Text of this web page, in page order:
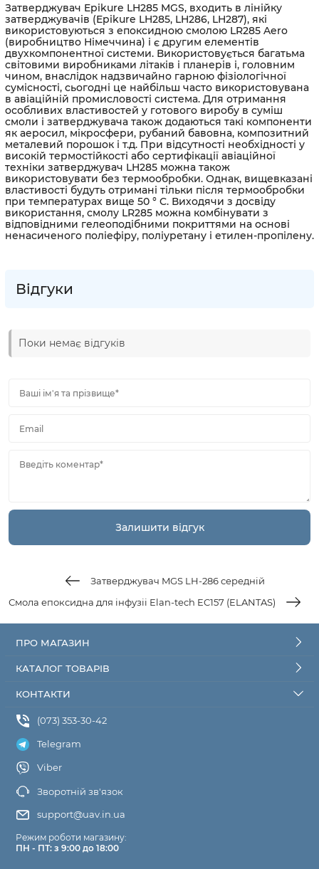
Затверджувач Epikure LH285 MGS, входить в лінійку
затверджувачів (Epikure LH285, LH286, LH287), які
використовуються з епоксидною смолою LR285 Aero
(виробництво Німеччина) і є другим елементів
двухкомпонентної системи. Використовується багатьма
світовими виробниками літаків і планерів і, головним
чином, внаслідок надзвичайно гарною фізіологічної
сумісності, сьогодні це найбільш часто використовувана
в авіаційній промисловості система. Для отримання
особливих властивостей у готового виробу в суміш
смоли і затверджувача також додаються такі компоненти
як аеросил, мікросфери, рубаний бавовна, композитний
металевий порошок і т.д. При відсутності необхідності у
високій термостійкості або сертифікації авіаційної
техніки затверджувач LH285 можна також
використовувати без термообробки. Однак, вищевказані
властивості будуть отримані тільки після термообробки
при температурах вище 50 ° C. Виходячи з досвіду
використання, смолу LR285 можна комбінувати з
відповідними гелеоподібними покриттями на основі
ненасиченого поліефіру, поліуретану і етилен-пропілену.
Відгуки
Поки немає відгуків
Ваші ім'я та прізвище*
Email
Введіть коментар*
Затверджувач MGS LH-286 середній
Смола епоксидна для інфузіі Elan-tech EC157 (ELANTAS)
ПРО МАГАЗИН
КАТАЛОГ ТОВАРІВ
КОНТАКТИ
(073) 353-30-42
Telegram
Viber
Зворотній зв'язок
support@uav.in.ua
Режим роботи магазину:
ПН - ПТ: з 9:00 до 18:00